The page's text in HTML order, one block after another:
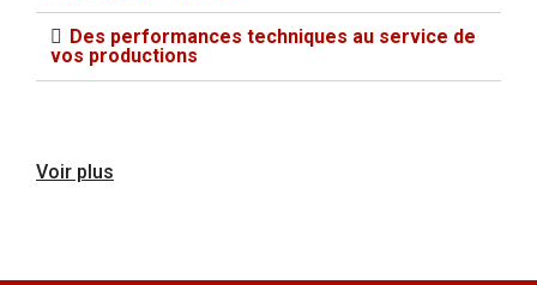
Des performances techniques au service de
vos productions
Pourquoi Pavailler est le
Voir plus